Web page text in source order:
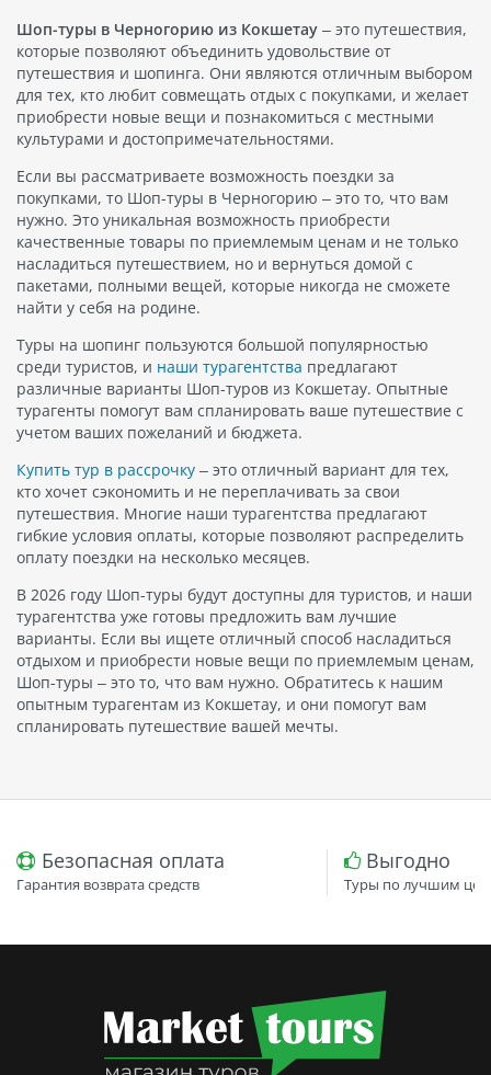
Шоп-туры в Черногорию из Кокшетау – это путешествия,
которые позволяют объединить удовольствие от
путешествия и шопинга. Они являются отличным выбором
для тех, кто любит совмещать отдых с покупками, и желает
приобрести новые вещи и познакомиться с местными
культурами и достопримечательностями.
Если вы рассматриваете возможность поездки за
покупками, то Шоп-туры в Черногорию – это то, что вам
нужно. Это уникальная возможность приобрести
качественные товары по приемлемым ценам и не только
насладиться путешествием, но и вернуться домой с
пакетами, полными вещей, которые никогда не сможете
найти у себя на родине.
Туры на шопинг пользуются большой популярностью
среди туристов, и наши турагентства предлагают
различные варианты Шоп-туров из Кокшетау. Опытные
турагенты помогут вам спланировать ваше путешествие с
учетом ваших пожеланий и бюджета.
Купить тур в рассрочку – это отличный вариант для тех,
кто хочет сэкономить и не переплачивать за свои
путешествия. Многие наши турагентства предлагают
гибкие условия оплаты, которые позволяют распределить
оплату поездки на несколько месяцев.
В 2026 году Шоп-туры будут доступны для туристов, и наши
турагентства уже готовы предложить вам лучшие
варианты. Если вы ищете отличный способ насладиться
отдыхом и приобрести новые вещи по приемлемым ценам,
Шоп-туры – это то, что вам нужно. Обратитесь к нашим
опытным турагентам из Кокшетау, и они помогут вам
спланировать путешествие вашей мечты.
Безопасная оплата
Гарантия возврата средств
Выгодно
Туры по лучшим